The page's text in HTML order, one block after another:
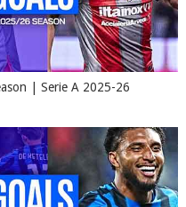
| Serie A 2025-26